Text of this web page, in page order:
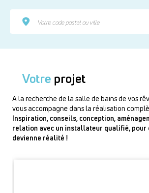
Votre projet
A la recherche de la salle de bains de vos
vous accompagne dans la réalisation
Inspiration, conseils, conception,
relation avec un installateur qualifié, pour
devienne réalité !